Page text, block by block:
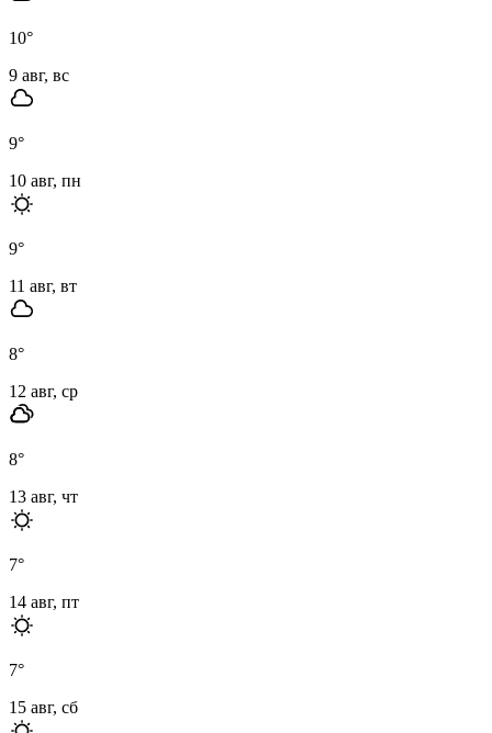
10°
9 авг, вс
9°
10 авг, пн
9°
11 авг, вт
8°
12 авг, ср
8°
13 авг, чт
7°
14 авг, пт
7°
15 авг, сб